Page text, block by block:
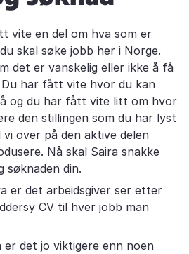
vite en del om hva som er
skal søke jobb her i Norge.
det er vanskelig eller ikke å få
har fått vite hvor du kan
og du har fått vite litt om hvor
den stillingen som du har lyst
over på den aktive delen
Nå skal Saira snakke
søknaden din.
er det arbeidsgiver ser etter
CV til hver jobb man
er det jo viktigere enn noen